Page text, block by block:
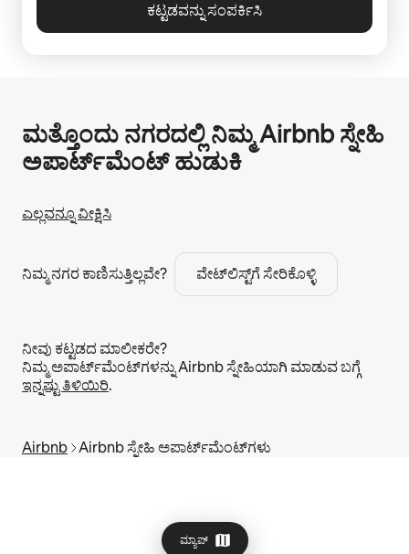
ಕಟ್ಟಡವನ್ನು ಸಂಪರ್ಕಿಸಿ
ಮ್ಯಾಪ್
ಮತ್ತೊಂದು ನಗರದಲ್ಲಿ ನಿಮ್ಮ Airbnb ಸ್ನೇಹಿ
ಅಪಾರ್ಟ್‌ಮೆಂಟ್ ಹುಡುಕಿ
ಎಲ್ಲವನ್ನೂ ವೀಕ್ಷಿಸಿ
ನಿಮ್ಮ ನಗರ ಕಾಣಿಸುತ್ತಿಲ್ಲವೇ? ವೇಟ್‌ಲಿಸ್ಟ್‌ಗೆ ಸೇರಿಕೊಳ್ಳಿ
ನೀವು ಕಟ್ಟಡದ ಮಾಲೀಕರೇ?
ನಿಮ್ಮ ಅಪಾರ್ಟ್‌ಮೆಂಟ್‌ಗಳನ್ನು Airbnb ಸ್ನೇಹಿಯಾಗಿ ಮಾಡುವ ಬಗ್ಗೆ
ಇನ್ನಷ್ಟು ತಿಳಿಯಿರಿ.
Airbnb Airbnb ಸ್ನೇಹಿ ಅಪಾರ್ಟ್‌ಮೆಂಟ್‌ಗಳು